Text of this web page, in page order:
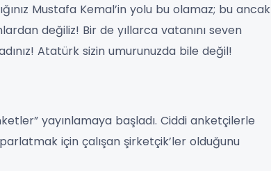
Mustafa Kemal’in yolu bu olamaz; bu ancak
değiliz! Bir de yıllarca vatanını seven
Atatürk sizin umurunuzda bile değil!
yayınlamaya başladı. Ciddi anketçilerle
için çalışan şirketçik’ler olduğunu